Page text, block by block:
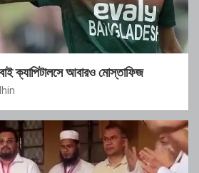
ক্যাপিটালসে আবারও মোস্তাফিজ